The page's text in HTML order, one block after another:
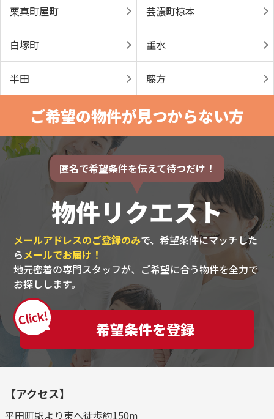
栗真町屋町 芸濃町椋本
白塚町 垂水
半田 藤方
ご希望の物件が見つからない方
匿名で希望条件を伝えて待つだけ！
物件リクエスト
メールアドレスのご登録のみで、希望条件にマッチした
らメールでお届け！
地元密着の専門スタッフが、ご希望に合う物件を全力で
お探しします。
Click!
希望条件を登録
【アクセス】
平田町駅より東へ徒歩約150m